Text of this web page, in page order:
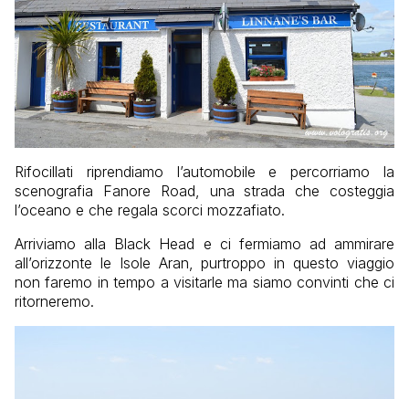
Rifocillati riprendiamo l’automobile e percorriamo la
scenografia Fanore Road, una strada che costeggia
l’oceano e che regala scorci mozzafiato.
Arriviamo alla Black Head e ci fermiamo ad ammirare
all’orizzonte le Isole Aran, purtroppo in questo viaggio
non faremo in tempo a visitarle ma siamo convinti che ci
ritorneremo.